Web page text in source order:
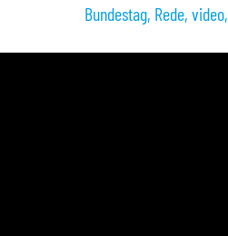
Bundestag, Rede, video,